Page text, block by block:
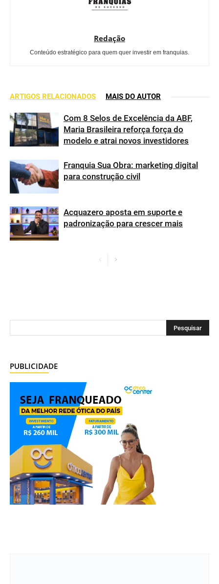
Redação
Conteúdo estratégico para quem quer investir em franquias.
ARTIGOS RELACIONADOS MAIS DO AUTOR
Com 8 Selos de Excelência da ABF,
Maria Brasileira reforça força do
modelo e atrai novos investidores
Franquia Sua Obra: marketing digital
para construção civil
Acquazero aposta em suporte e
padronização para crescer mais
PUBLICIDADE